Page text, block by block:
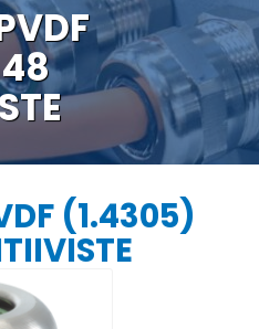
(1.4305)